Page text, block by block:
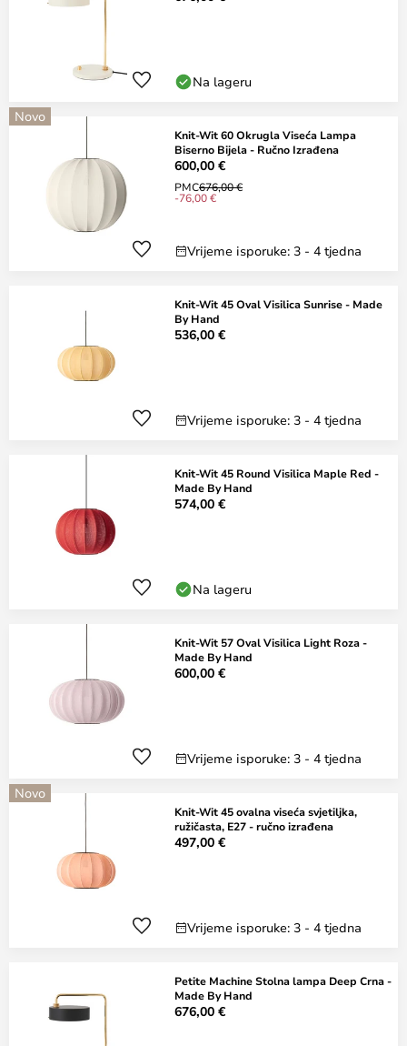
Na lageru
Novo
Knit-Wit 60 Okrugla Viseća Lampa
Biserno Bijela - Ručno Izrađena
600,00 €
PMC676,00 €
-76,00 €
Vrijeme isporuke: 3 - 4 tjedna
Knit-Wit 45 Oval Visilica Sunrise - Made
By Hand
536,00 €
Vrijeme isporuke: 3 - 4 tjedna
Knit-Wit 45 Round Visilica Maple Red -
Made By Hand
574,00 €
Na lageru
Knit-Wit 57 Oval Visilica Light Roza -
Made By Hand
600,00 €
Vrijeme isporuke: 3 - 4 tjedna
Novo
Knit-Wit 45 ovalna viseća svjetiljka,
ružičasta, E27 - ručno izrađena
497,00 €
Vrijeme isporuke: 3 - 4 tjedna
Petite Machine Stolna lampa Deep Crna -
Made By Hand
676,00 €